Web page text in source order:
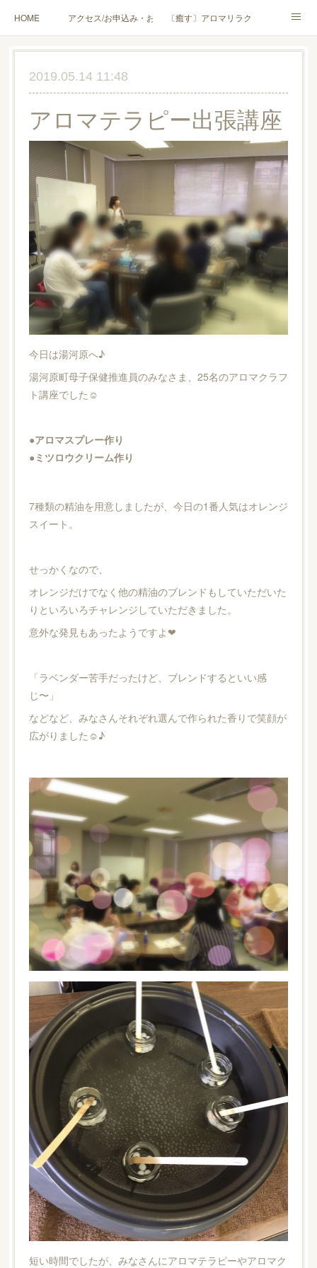
HOME アクセス/お申込み・お問合せ〔癒す〕アロマリラクゼーション
〔学ぶ〕AEAJ資格対応コース〔学ぶ〕トリートメント実技講座／介護アロマ講座
ハンモックよもぎ蒸し® HAMMOCK SAUNA® アカデミー厚木校
ハンモックタイ古式協会® 厚木校出張講座(個人／企業・団体)PROFILE
Instagram YouTube［アロマ・ハーブクラフト］
2019.05.14 11:48
アロマテラピー出張講座
今日は湯河原へ♪
湯河原町母子保健推進員のみなさま、25名のアロマクラフ
ト講座でした☺︎
●アロマスプレー作り
●ミツロウクリーム作り
7種類の精油を用意しましたが、今日の1番人気はオレンジ
スイート。
せっかくなので、
オレンジだけでなく他の精油のブレンドもしていただいた
りといろいろチャレンジしていただきました。
意外な発見もあったようですよ❤︎
「ラベンダー苦手だったけど、ブレンドするといい感
じ〜」
などなど、みなさんそれぞれ選んで作られた香りで笑顔が
広がりました☺︎♪
短い時間でしたが、みなさんにアロマテラピーやアロマク